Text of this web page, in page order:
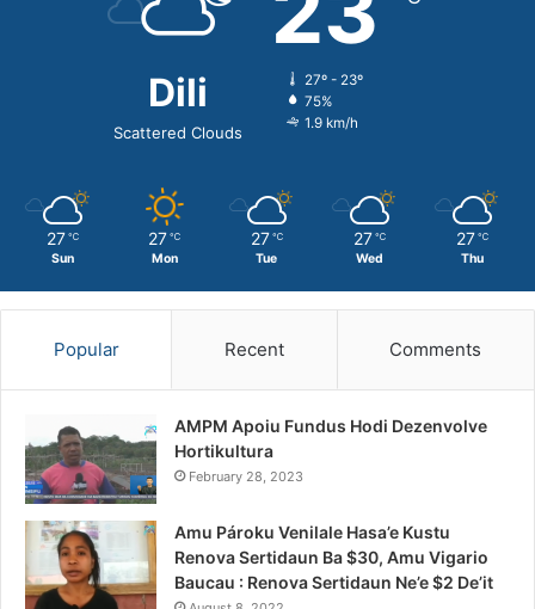
Dili
Scattered Clouds
27º - 23º
75%
1.9 km/h
27 ℃
Sun
27 ℃
Mon
27 ℃
Tue
27 ℃
Wed
27 ℃
Thu
Popular Recent Comments
AMPM Apoiu Fundus Hodi Dezenvolve
Hortikultura
February 28, 2023
Amu Pároku Venilale Hasa’e Kustu
Renova Sertidaun Ba $30, Amu Vigario
Baucau : Renova Sertidaun Ne’e $2 De’it